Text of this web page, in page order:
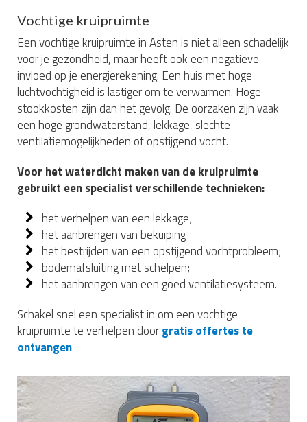
Vochtige kruipruimte
Een vochtige kruipruimte in Asten is niet alleen schadelijk
voor je gezondheid, maar heeft ook een negatieve
invloed op je energierekening. Een huis met hoge
luchtvochtigheid is lastiger om te verwarmen. Hoge
stookkosten zijn dan het gevolg. De oorzaken zijn vaak
een hoge grondwaterstand, lekkage, slechte
ventilatiemogelijkheden of opstijgend vocht.
Voor het waterdicht maken van de kruipruimte
gebruikt een specialist verschillende technieken:
het verhelpen van een lekkage;
het aanbrengen van bekuiping
het bestrijden van een opstijgend vochtprobleem;
bodemafsluiting met schelpen;
het aanbrengen van een goed ventilatiesysteem.
Schakel snel een specialist in om een vochtige
kruipruimte te verhelpen doorgratis offertes te
ontvangen